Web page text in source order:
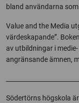
bland användarna
Value and the Media
värdeskapande”.
av utbildningar i
angränsande ämnen,
Södertörns högskola